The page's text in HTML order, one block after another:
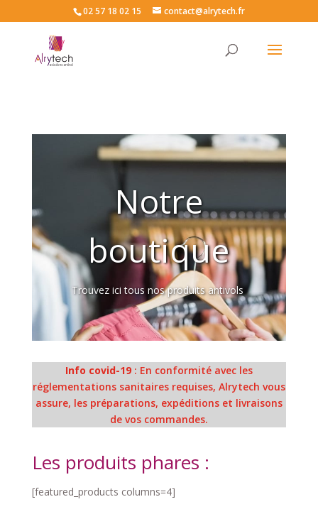
02 57 18 02 15 contact@alrytech.fr
Notre
boutique
Trouvez ici tous nos produits antivols
Info covid-19: En conformité avec les
réglementations sanitaires requises, Alrytech vous
assure, les préparations, expéditions et livraisons
de vos commandes.
Les produits phares :
[featured_products columns=4]